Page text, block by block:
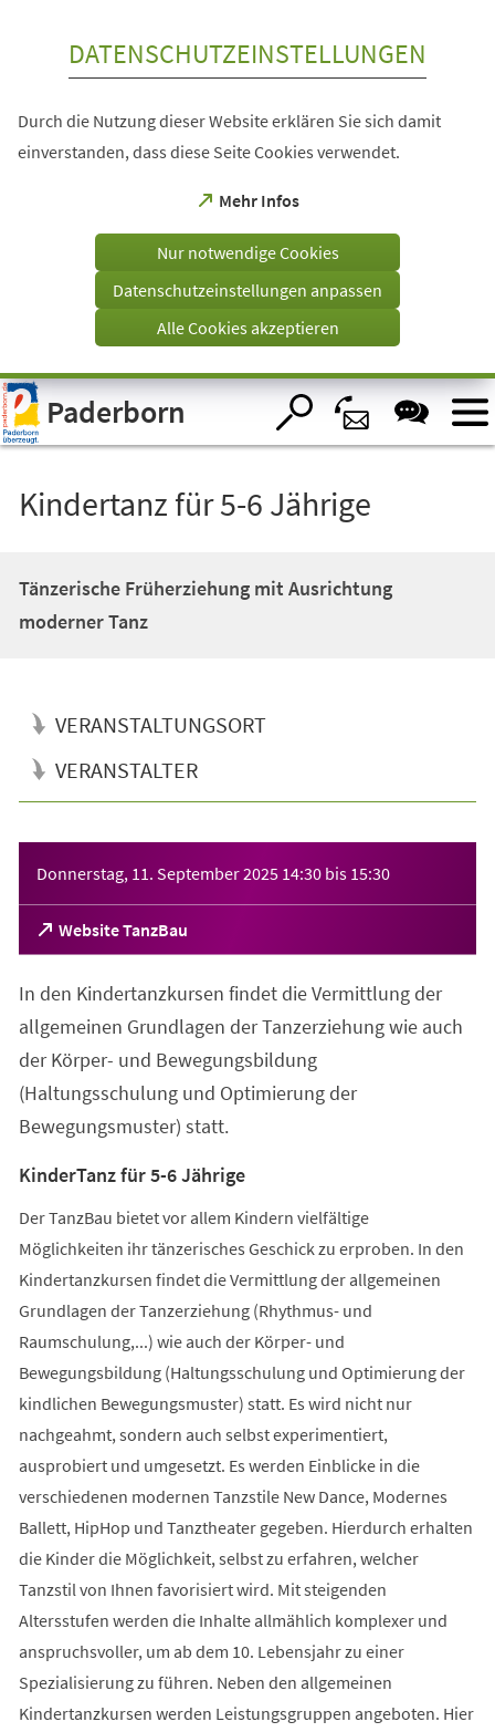
Visuelle
Assistenzsoftware
öffnen.
DATENSCHUTZEINSTELLUNGEN
Durch die Nutzung dieser Website erklären Sie sich damit
einverstanden, dass diese Seite Cookies verwendet.
Mehr Infos
(Öffnet
einem
Tab)
Nur notwendige Cookies
Datenschutzeinstellungen anpassen
Alle Cookies akzeptieren
Paderborn
Kindertanz für 5-6 Jährige
Tänzerische Früherziehung mit Ausrichtung
moderner Tanz
VERANSTALTUNGSORT
VERANSTALTER
Donnerstag, 11. September 2025 14:30 bis 15:30
Website TanzBau
(Öffnet
in
neuen
Tab)
In den Kindertanzkursen findet die Vermittlung der
allgemeinen Grundlagen der Tanzerziehung wie auch
der Körper- und Bewegungsbildung
(Haltungsschulung und Optimierung der
Bewegungsmuster) statt.
KinderTanz für 5-6 Jährige
Der TanzBau bietet vor allem Kindern vielfältige
Möglichkeiten ihr tänzerisches Geschick zu erproben. In den
Kindertanzkursen findet die Vermittlung der allgemeinen
Grundlagen der Tanzerziehung (Rhythmus- und
Raumschulung,...) wie auch der Körper- und
Bewegungsbildung (Haltungsschulung und Optimierung der
kindlichen Bewegungsmuster) statt. Es wird nicht nur
nachgeahmt, sondern auch selbst experimentiert,
ausprobiert und umgesetzt. Es werden Einblicke in die
verschiedenen modernen Tanzstile New Dance, Modernes
Ballett, HipHop und Tanztheater gegeben. Hierdurch erhalten
die Kinder die Möglichkeit, selbst zu erfahren, welcher
Tanzstil von Ihnen favorisiert wird. Mit steigenden
Altersstufen werden die Inhalte allmählich komplexer und
anspruchsvoller, um ab dem 10. Lebensjahr zu einer
Spezialisierung zu führen. Neben den allgemeinen
Kindertanzkursen werden Leistungsgruppen angeboten. Hier